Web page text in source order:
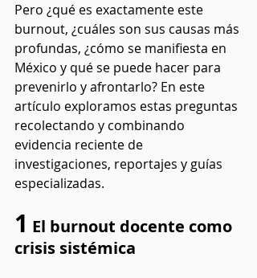
Pero ¿qué es exactamente este
burnout, ¿cuáles son sus causas más
profundas, ¿cómo se manifiesta en
México y qué se puede hacer para
prevenirlo y afrontarlo? En este
artículo exploramos estas preguntas
recolectando y combinando
evidencia reciente de
investigaciones, reportajes y guías
especializadas.
1 El burnout docente como
crisis sistémica